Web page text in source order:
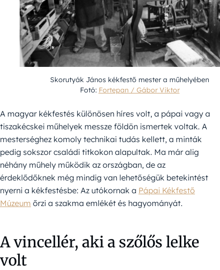
Skorutyák János kékfestő mester a műhelyében
Fotó: Fortepan / Gábor Viktor
A magyar kékfestés különösen híres volt, a pápai vagy a
tiszakécskei műhelyek messze földön ismertek voltak. A
mesterséghez komoly technikai tudás kellett, a minták
pedig sokszor családi titkokon alapultak. Ma már alig
néhány műhely működik az országban, de az
érdeklődőknek még mindig van lehetőségük betekintést
nyerni a kékfestésbe: Az utókornak a Pápai Kékfestő
Múzeum őrzi a szakma emlékét és hagyományát.
A vincellér, aki a szőlős lelke
volt